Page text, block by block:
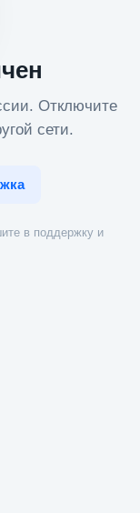
Отключите
сети.
в поддержку и